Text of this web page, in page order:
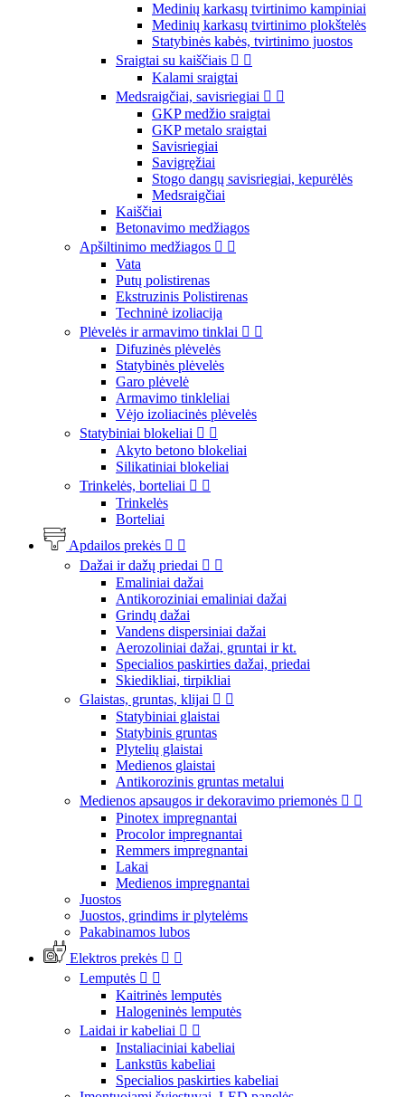
Medinių karkasų tvirtinimo kampiniai
Medinių karkasų tvirtinimo plokštelės
Statybinės kabės, tvirtinimo juostos
Sraigtai su kaiščiais  
Kalami sraigtai
Medsraigčiai, savisriegiai  
GKP medžio sraigtai
GKP metalo sraigtai
Savisriegiai
Savigręžiai
Stogo dangų savisriegiai, kepurėlės
Medsraigčiai
Kaiščiai
Betonavimo medžiagos
Apšiltinimo medžiagos  
Vata
Putų polistirenas
Ekstruzinis Polistirenas
Techninė izoliacija
Plėvelės ir armavimo tinklai  
Difuzinės plėvelės
Statybinės plėvelės
Garo plėvelė
Armavimo tinkleliai
Vėjo izoliacinės plėvelės
Statybiniai blokeliai  
Akyto betono blokeliai
Silikatiniai blokeliai
Trinkelės, borteliai  
Trinkelės
Borteliai
Apdailos prekės  
Dažai ir dažų priedai  
Emaliniai dažai
Antikoroziniai emaliniai dažai
Grindų dažai
Vandens dispersiniai dažai
Aerozoliniai dažai, gruntai ir kt.
Specialios paskirties dažai, priedai
Skiedikliai, tirpikliai
Glaistas, gruntas, klijai  
Statybiniai glaistai
Statybinis gruntas
Plytelių glaistai
Medienos glaistai
Antikorozinis gruntas metalui
Medienos apsaugos ir dekoravimo priemonės  
Pinotex impregnantai
Procolor impregnantai
Remmers impregnantai
Lakai
Medienos impregnantai
Juostos
Juostos, grindims ir plytelėms
Pakabinamos lubos
Elektros prekės  
Lemputės  
Kaitrinės lemputės
Halogeninės lemputės
Laidai ir kabeliai  
Instaliaciniai kabeliai
Lankstūs kabeliai
Specialios paskirties kabeliai